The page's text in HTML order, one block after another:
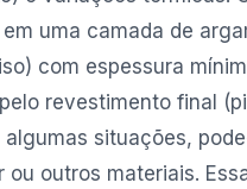
uma camada de
com espessura
revestimento final
algumas situações,
ou outros materiais.